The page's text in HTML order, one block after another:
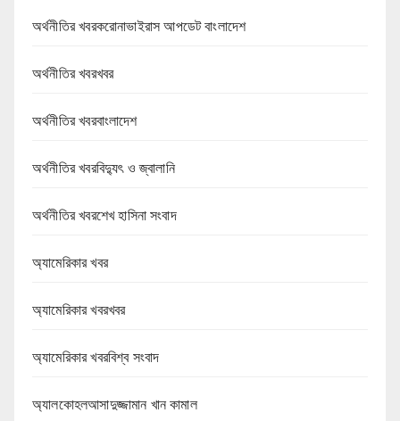
অর্থনীতির খবরকরোনাভাইরাস আপডেট বাংলাদেশ
অর্থনীতির খবরখবর
অর্থনীতির খবরবাংলাদেশ
অর্থনীতির খবরবিদ্যুৎ ও জ্বালানি
অর্থনীতির খবরশেখ হাসিনা সংবাদ
অ্যামেরিকার খবর
অ্যামেরিকার খবরখবর
অ্যামেরিকার খবরবিশ্ব সংবাদ
অ্যালকোহলআসাদুজ্জামান খান কামাল